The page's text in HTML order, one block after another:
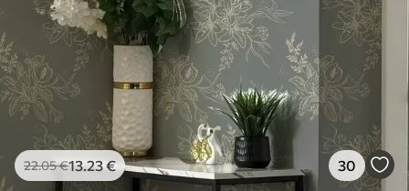
22.05€13.23€ 30